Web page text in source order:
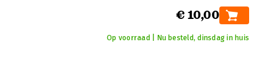
€ 10,00
Op voorraad | Nu besteld, dinsdag in huis